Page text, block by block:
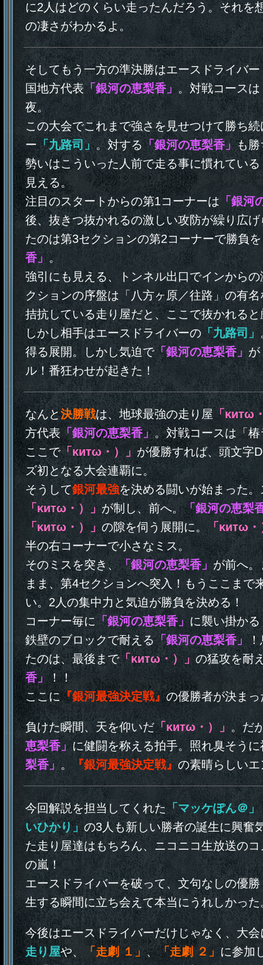
に2人はどのくらい走ったんだろう。それを
の凄さがわかるよ。
そしてもう一方の準決勝はエースドライバー
国地方代表「銀河の恵梨香」 。対戦コース
夜。
この大会でこれまで強さを見せつけて勝ち
ー「九路司」。対する「銀河の恵梨香」も勝
勢いはこういった人前で走る事に慣れている
見える。
注目のスタートからの第1コーナーは 「銀河
後、抜きつ抜かれるの激しい攻防が繰り広
たのは第3セクションの第2コーナーで勝負
香」。
強引にも見える、トンネル出口でインから
クションの序盤は「八方ヶ原／往路」の有
拮抗している走り屋だと、ここで抜かれる
しかし相手はエースドライバーの「九路司」
得る展開。しかし気迫で「銀河の恵梨香」 が
ル！番狂わせが起きた！
なんと決勝戦は、地球最強の走り屋 「κитω
方代表「銀河の恵梨香」 。対戦コースは「
ここで「κитω・）」 が優勝すれば、頭文字
ズ初となる大会連覇に。
そうして銀河最強を決める闘いが始まった
「κитω・）」 が制し、前へ。「銀河の恵梨
「κитω・）」の隙を伺う展開に。 「κитω・
半の右コーナーで小さなミス。
そのミスを突き、「銀河の恵梨香」 が前へ
まま、第4セクションへ突入！もうここまで
い。2人の集中力と気迫が勝負を決める！
コーナー毎に「銀河の恵梨香」 に襲い掛かる
鉄壁のブロックで耐える「銀河の恵梨香」
たのは、最後まで「κитω・）」 の猛攻を耐
香」！！
ここに『銀河最強決定戦』の優勝者が決まっ
負けた瞬間、天を仰いだ 「κитω・）」 。だ
恵梨香」 に健闘を称える拍手。照れ臭そう
梨香」 。 『銀河最強決定戦』の素晴らしい
今回解説を担当してくれた「マッケぽん＠
いひかり」の3人も新しい勝者の誕生に興奮
た走り屋達はもちろん、ニコニコ生放送の
の嵐！
エースドライバーを破って、文句なしの優
生する瞬間に立ち会えて本当にうれしかった
今後はエースドライバーだけじゃなく、大
走り屋や、 「走劇 １」、「走劇 ２」 に参加